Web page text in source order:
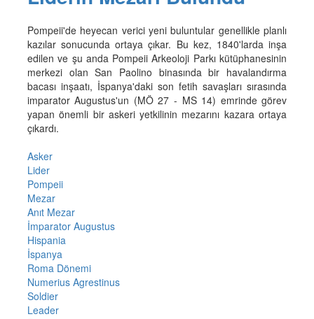
Pompeii'de heyecan verici yeni buluntular genellikle planlı
kazılar sonucunda ortaya çıkar. Bu kez, 1840'larda inşa
edilen ve şu anda Pompeii Arkeoloji Parkı kütüphanesinin
merkezi olan San Paolino binasında bir havalandırma
bacası inşaatı, İspanya'daki son fetih savaşları sırasında
imparator Augustus'un (MÖ 27 - MS 14) emrinde görev
yapan önemli bir askeri yetkilinin mezarını kazara ortaya
çıkardı.
Asker
Lider
Pompeii
Mezar
Anıt Mezar
İmparator Augustus
Hispania
İspanya
Roma Dönemi
Numerius Agrestinus
Soldier
Leader